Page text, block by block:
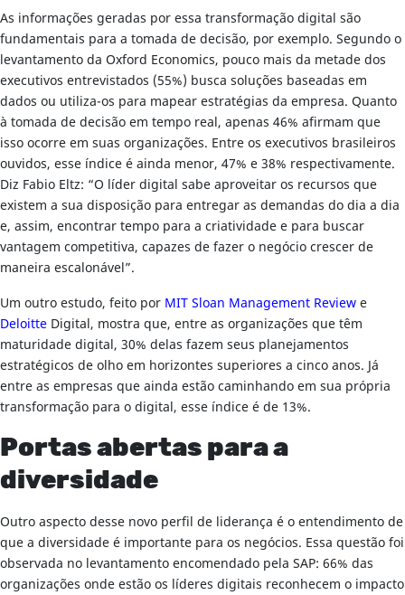
As informações geradas por essa transformação digital são
fundamentais para a tomada de decisão, por exemplo. Segundo o
levantamento da Oxford Economics, pouco mais da metade dos
executivos entrevistados (55%) busca soluções baseadas em
dados ou utiliza-os para mapear estratégias da empresa. Quanto
à tomada de decisão em tempo real, apenas 46% afirmam que
isso ocorre em suas organizações. Entre os executivos brasileiros
ouvidos, esse índice é ainda menor, 47% e 38% respectivamente.
Diz Fabio Eltz: “O líder digital sabe aproveitar os recursos que
existem a sua disposição para entregar as demandas do dia a dia
e, assim, encontrar tempo para a criatividade e para buscar
vantagem competitiva, capazes de fazer o negócio crescer de
maneira escalonável”.
Um outro estudo, feito por MIT Sloan Management Reviewe
Deloitte Digital, mostra que, entre as organizações que têm
maturidade digital, 30% delas fazem seus planejamentos
estratégicos de olho em horizontes superiores a cinco anos. Já
entre as empresas que ainda estão caminhando em sua própria
transformação para o digital, esse índice é de 13%.
Portas abertas para a
diversidade
Outro aspecto desse novo perfil de liderança é o entendimento de
que a diversidade é importante para os negócios. Essa questão foi
observada no levantamento encomendado pela SAP: 66% das
organizações onde estão os líderes digitais reconhecem o impacto